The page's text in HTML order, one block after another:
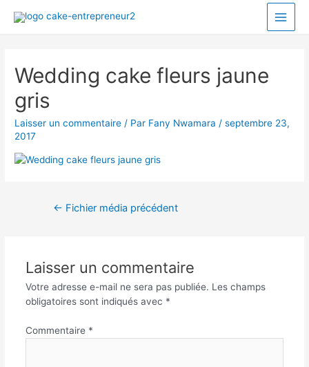
Wedding cake fleurs jaune
gris
Laisser un commentaire / Par Fany Nwamara /septembre 23,
2017
← Fichier média précédent
Laisser un commentaire
Votre adresse e-mail ne sera pas publiée. Les champs
obligatoires sont indiqués avec *
Commentaire *